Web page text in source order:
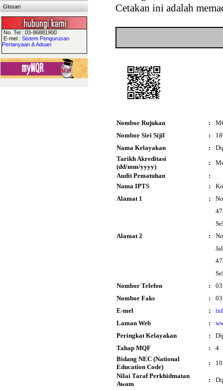
Glosari
No. Tel : 03-86881900
E-mel : Sistem Pengurusan
Pertanyaan & Aduan
Cetakan ini adalah
Nombor Rujukan :
Nombor Siri Sijil
:
Nama Kelayakan
:
Tarikh Akreditasi
(dd/mm/yyyy)
:
Audit Pematuhan
:
Nama IPTS
:
Alamat 1
:
Alamat 2
:
Nombor Telefon
:
Nombor Faks
:
E-mel
:
Laman Web
:
Peringkat Kelayakan
:
Tahap MQF
:
4
Bidang NEC (National
Education Code)
:
Nilai Taraf Perkhidmatan
Awam
: